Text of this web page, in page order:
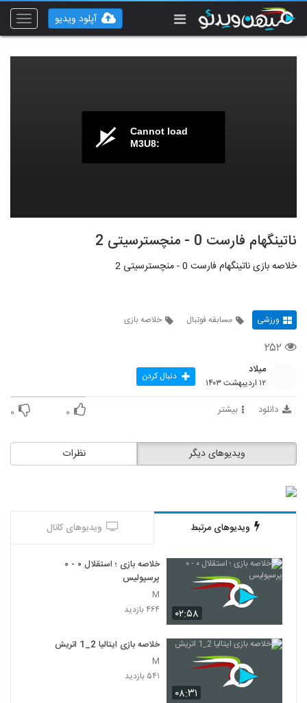
Toggle
آپلود ویدیو
Cannot load
M3U8:
ناتینگهام فارست 0 - منچسترسیتی 2
خلاصه بازی ناتینگهام فارست 0 - منچسترسیتی 2
ورزشی مسابقه فوتبال خلاصه بازی
۲۵۲
میلاد
۱۲ اردیبهشت ۱۴۰۳ دنبال کردن
دانلود بیشتر ۰ ۰
نظرات ویدیوهای دیگر
ویدیوهای مرتبط ویدیوهای کانال
۰۲:۵۸
خلاصه بازی ؛ استقلال ۰ - ۰
پرسپولیس
M
۴۶۴ بازدید
۰۸:۳۱
خلاصه بازی ایتالیا 2_1 اتريش
M
۵۴۱ بازدید